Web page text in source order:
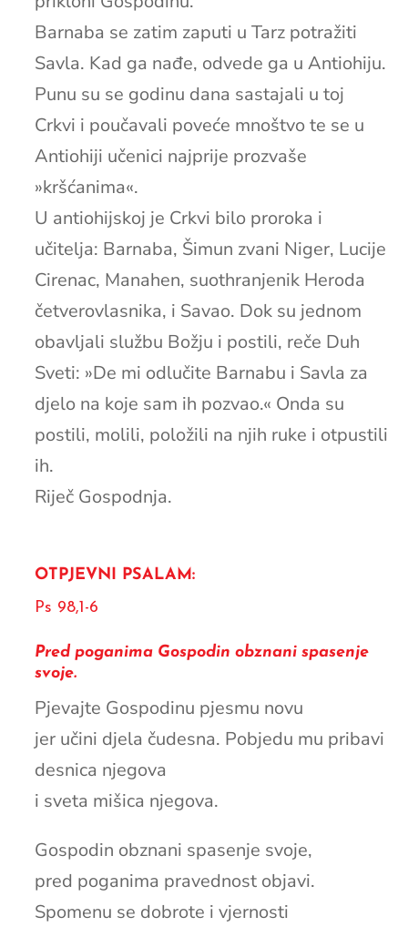
Barnaba se zatim zaputi u Tarz potražiti
Savla. Kad ga nađe, odvede ga u Antiohiju.
Punu su se godinu dana sastajali u toj
Crkvi i poučavali poveće mnoštvo te se u
Antiohiji učenici najprije prozvaše
»kršćanima«.
U antiohijskoj je Crkvi bilo proroka i
učitelja: Barnaba, Šimun zvani Niger, Lucije
Cirenac, Manahen, suothranjenik Heroda
četverovlasnika, i Savao. Dok su jednom
obavljali službu Božju i postili, reče Duh
Sveti: »De mi odlučite Barnabu i Savla za
djelo na koje sam ih pozvao.« Onda su
postili, molili, položili na njih ruke i otpustili
ih.
Riječ Gospodnja.
OTPJEVNI PSALAM:
Ps 98,1-6
Pred poganima Gospodin obznani spasenje
svoje.
Pjevajte Gospodinu pjesmu novu
jer učini djela čudesna. Pobjedu mu pribavi
desnica njegova
i sveta mišica njegova.
Gospodin obznani spasenje svoje,
pred poganima pravednost objavi.
Spomenu se dobrote i vjernosti